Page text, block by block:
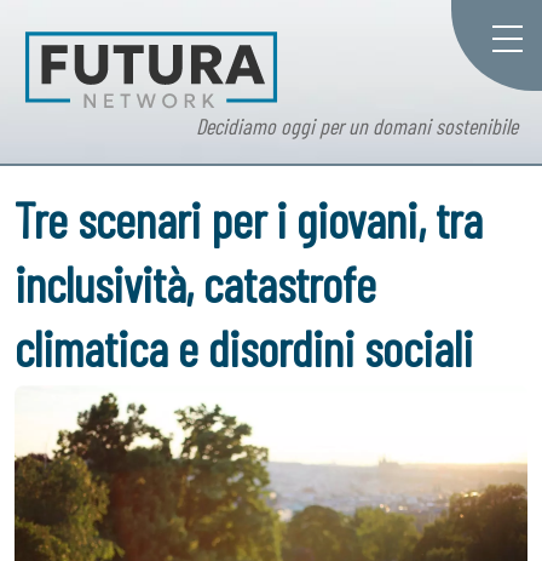
Decidiamo oggi per un domani sostenibile
Tre scenari per i giovani, tra
inclusività, catastrofe
climatica e disordini sociali